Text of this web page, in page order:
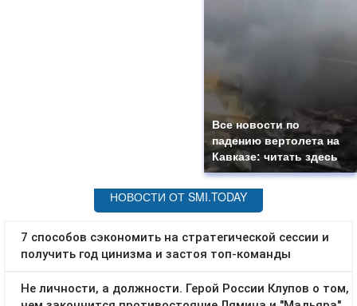
Все новости по
падению вертолета на
Кавказе: читать здесь